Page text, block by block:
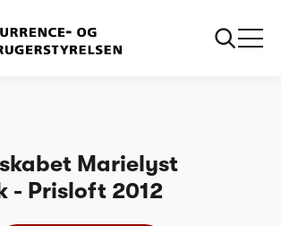
Marielyst
- Prisloft 2012